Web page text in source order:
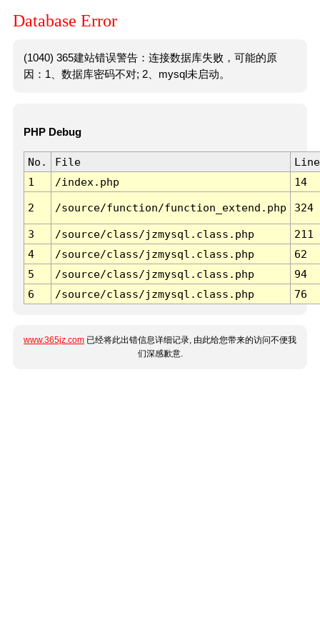
Database Error
(1040) 365建站错误警告：连接数据库失败，可能的原
因：1、数据库密码不对; 2、mysql未启动。
PHP Debug
No. File
Line
1
/index.php 14
2 /source/function/function_extend.php 324
3 /source/class/jzmysql.class.php
211
4
/source/class/jzmysql.class.php
62
5
/source/class/jzmysql.class.php
94
6
/source/class/jzmysql.class.php 76
www.365jz.com 已经将此出错信息详细记录, 由此给您带来的访问不便我
们深感歉意.